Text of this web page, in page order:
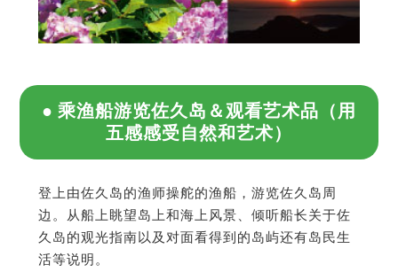
乘渔船游览佐久岛＆观看艺术品（用
五感感受自然和艺术）
登上由佐久岛的渔师操舵的渔船，游览佐久岛周
边。从船上眺望岛上和海上风景、倾听船长关于佐
久岛的观光指南以及对面看得到的岛屿还有岛民生
活等说明。